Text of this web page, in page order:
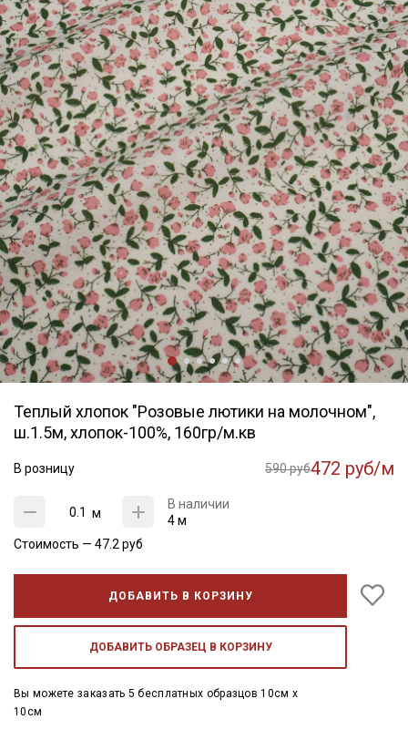
Теплый хлопок "Розовые лютики на молочном",
ш.1.5м, хлопок-100%, 160гр/м.кв
В розницу 590 руб472 руб/м
м
В наличии
4 м
Стоимость — 47.2 руб
ДОБАВИТЬ В КОРЗИНУ
ДОБАВИТЬ ОБРАЗЕЦ В КОРЗИНУ
Вы можете заказать 5 бесплатных образцов 10см x
10см